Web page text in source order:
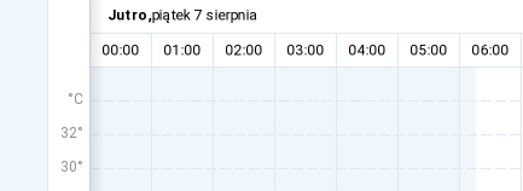
°C
32°
30°